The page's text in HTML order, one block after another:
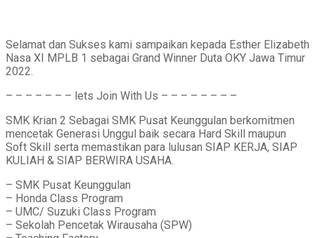
Selamat dan Sukses kami sampaikan kepada Esther Elizabeth
Nasa XI MPLB 1 sebagai Grand Winner Duta OKY Jawa Timur
2022.
– – – – – – – lets Join With Us – – – – – – – –
SMK Krian 2 Sebagai SMK Pusat Keunggulan berkomitmen
mencetak Generasi Unggul baik secara Hard Skill maupun
Soft Skill serta memastikan para lulusan SIAP KERJA, SIAP
KULIAH & SIAP BERWIRA USAHA.
– SMK Pusat Keunggulan
– Honda Class Program
– UMC/ Suzuki Class Program
– Sekolah Pencetak Wirausaha (SPW)